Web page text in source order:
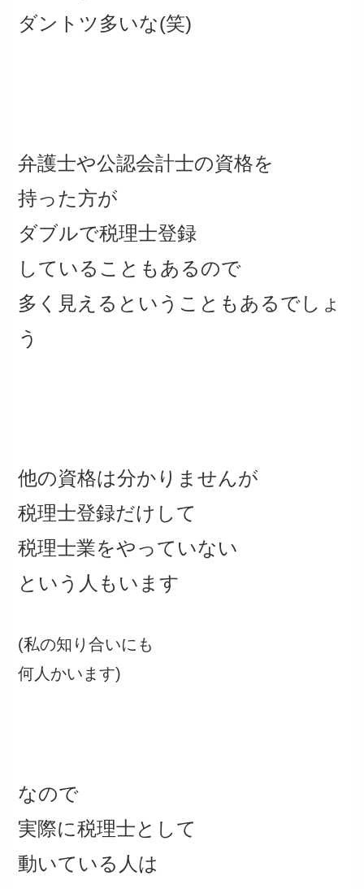
ダントツ多いな(笑)
弁護士や公認会計士の資格を
持った方が
ダブルで税理士登録
していることもあるので
多く見えるということもあるでしょ
う
他の資格は分かりませんが
税理士登録だけして
税理士業をやっていない
という人もいます
(私の知り合いにも
何人かいます)
なので
実際に税理士として
動いている人は